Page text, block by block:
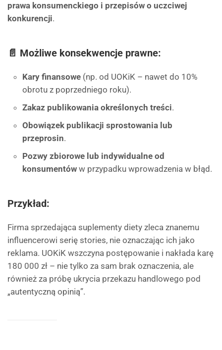
prawa konsumenckiego i przepisów o uczciwej
konkurencji.
📄 Możliwe konsekwencje prawne:
Kary finansowe (np. od UOKiK – nawet do 10%
obrotu z poprzedniego roku).
Zakaz publikowania określonych treści.
Obowiązek publikacji sprostowania lub
przeprosin.
Pozwy zbiorowe lub indywidualne od
konsumentów w przypadku wprowadzenia w błąd.
Przykład:
Firma sprzedająca suplementy diety zleca znanemu
influencerowi serię stories, nie oznaczając ich jako
reklama. UOKiK wszczyna postępowanie i nakłada karę
180 000 zł – nie tylko za sam brak oznaczenia, ale
również za próbę ukrycia przekazu handlowego pod
„autentyczną opinią”.